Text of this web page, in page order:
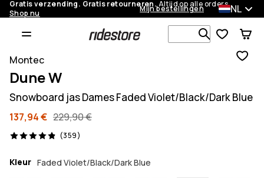
Gratis verzending. Gratis retourneren.Altijd op alle orders.
Shop nu
Mijn bestellingen NL
Zoek in 1
Montec
Dune W
Snowboard jas Dames Faded Violet/Black/Dark Blue
137,94 € 229,90 €
(359)
359 beoordelingen, 4.9/5
Kleur Faded Violet/Black/Dark Blue